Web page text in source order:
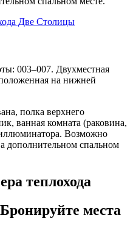
003–007. Двухместная
на нижней
полка верхнего
ванная комната (раковина,
Возможно
дополнительном спальном
теплохода
места